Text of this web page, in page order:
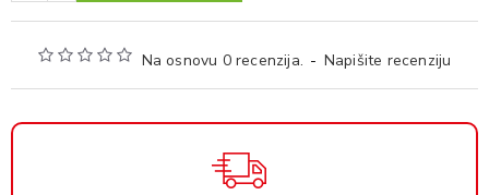
Na osnovu 0 recenzija. - Napišite recenziju